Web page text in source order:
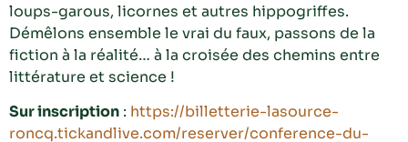
loups-garous, licornes et autres hippogriffes.
Démêlons ensemble le vrai du faux, passons de la
fiction à la réalité… à la croisée des chemins entre
littérature et science !
Sur inscription : https://billetterie-lasource-
roncq.tickandlive.com/reserver/conference-du-